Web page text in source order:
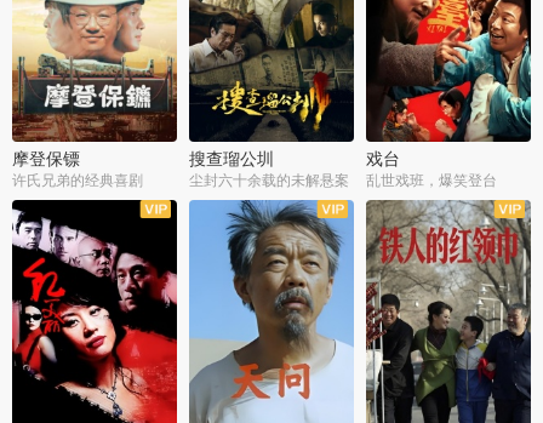
摩登保镖
许氏兄弟的经典喜剧
搜查瑠公圳
尘封六十余载的未解悬案
戏台
乱世戏班，爆笑登台